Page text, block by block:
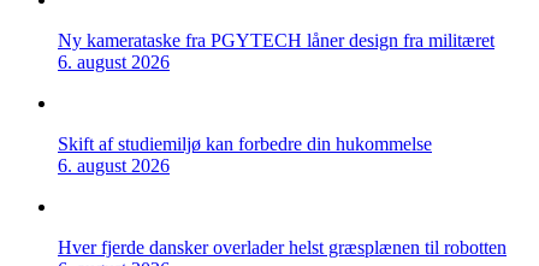
Ny kamerataske fra PGYTECH låner design fra militæret
6. august 2026
Skift af studiemiljø kan forbedre din hukommelse
6. august 2026
Hver fjerde dansker overlader helst græsplænen til robotten